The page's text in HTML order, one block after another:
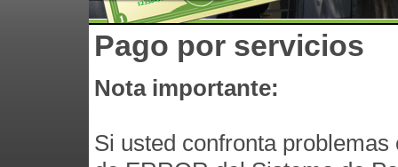
Pago por servicios
Nota importante:
Si usted confronta